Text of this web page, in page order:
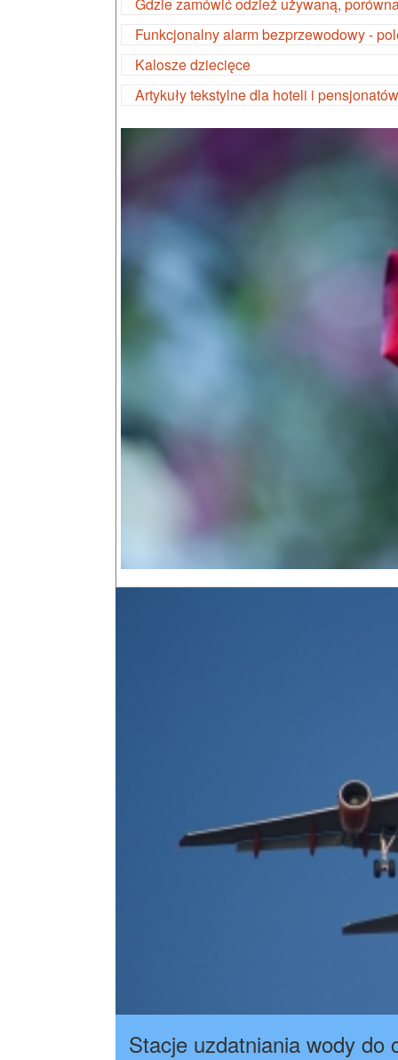
Funkcjonalny alarm bezprzewodowy -
Kalosze dziecięce
Artykuły tekstylne dla hoteli i pensjonatów
Stacje uzdatniania wody do